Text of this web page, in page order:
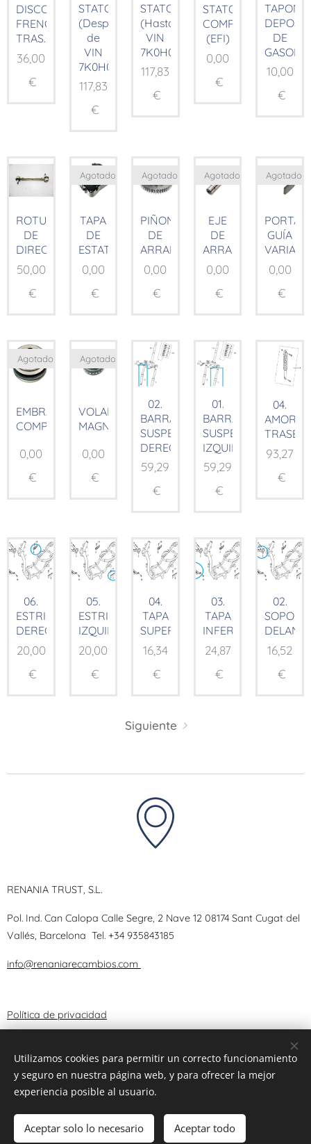
DISCO
FRENO
TRAS.
36,00
€
STATOR
(Después
de
VIN
7K0H01185)
117,83
€
STATOR
(Hasta
VIN
7K0H01185)
117,83
€
STATOR
COMP.
(EFI)
0,00
€
TAPON
DE
10,00
€
ROTULAS
DE
DIRECCION
50,00
€
TAPA
DE
ESTATOR
Agotado
0,00
€
PIÑON
DE
ARRANQUE
Agotado
0,00
€
EJE
DE
ARRANQUE
Agotado
0,00
€
PORTA
GUÍA
Agotado
0,00
€
EMBRAGUE
COMP.
Agotado
0,00
€
VOLANTE
MAGNÉTICO
Agotado
0,00
€
02.
BARRA
SUSPENSIÓN
DERECHA
59,29
€
01.
BARRA
SUSPENSIÓN
IZQUIERDA
59,29
€
04.
93,27
€
06.
ESTRIBERA
DERECHA
20,00
€
05.
ESTRIBERA
IZQUIERDA
20,00
€
04.
TAPA
SUPERIOR
16,34
€
03.
TAPA
INFERIOR
24,87
€
02.
16,52
€
Siguiente
RENANIA TRUST, S.L.
Pol. Ind. Can Calopa Calle Segre, 2 Nave 12 08174 Sant Cugat del
Vallés, Barcelona Tel. +34 935843185
info@renaniarecambios.com
Política de privacidad
Términos y Condiciones
Aviso Legal
© 2025 RENANIA TRUST, S.L. Cookies
Utilizamos cookies para permitir un correcto funcionamiento
y seguro en nuestra página web, y para ofrecer la mejor
experiencia posible al usuario.
Aceptar solo lo necesario Aceptar todo